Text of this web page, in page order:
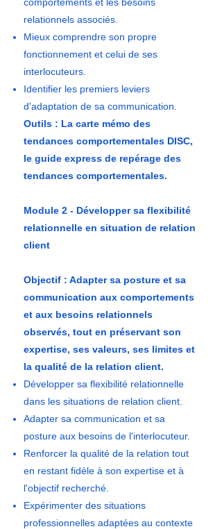
relationnels associés.
Mieux comprendre son propre
fonctionnement et celui de ses
interlocuteurs.
Identifier les premiers leviers
d'adaptation de sa communication.
Outils : La carte mémo des
tendances comportementales DISC,
le guide express de repérage des
tendances comportementales.
Module 2 - Développer sa flexibilité
relationnelle en situation de relation
client
Objectif : Adapter sa posture et sa
communication aux comportements
et aux besoins relationnels
observés, tout en préservant son
expertise, ses valeurs, ses limites et
la qualité de la relation client.
Développer sa flexibilité relationnelle
dans les situations de relation client.
Adapter sa communication et sa
posture aux besoins de l'interlocuteur.
Renforcer la qualité de la relation tout
en restant fidèle à son expertise et à
l'objectif recherché.
Expérimenter des situations
professionnelles adaptées au contexte